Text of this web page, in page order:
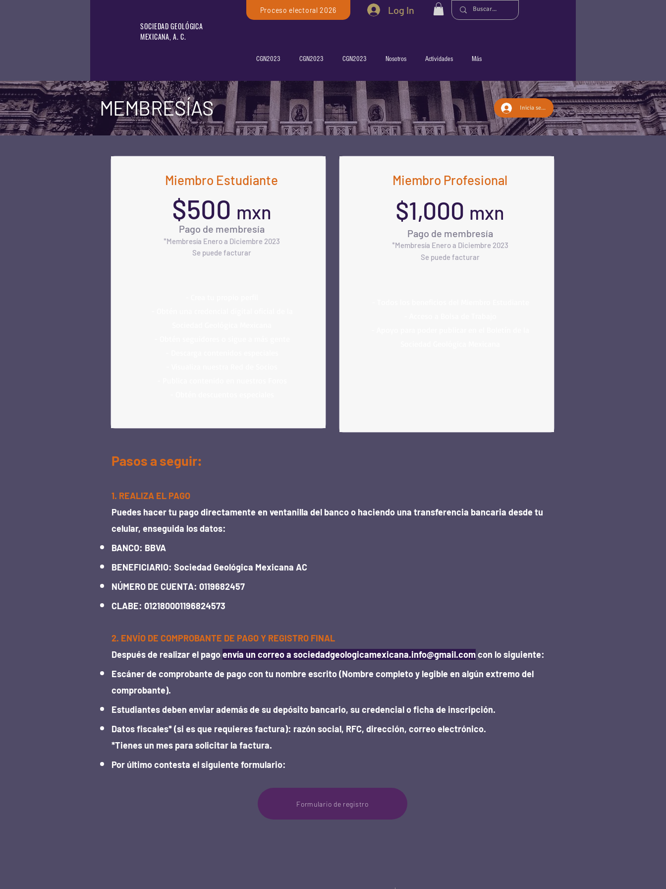
SOCIEDAD GEOLÓGICA
MEXICANA, A. C.
Proceso electoral 2026 Log In
CGN2023 CGN2023 CGN2023 Nosotros Actividades Más
MEMBRESÍAS Inicia sesión
Miembro Estudiante
$500 mxn
Pago de membresía
*Membresía Enero a Diciembre 2023
Se puede facturar
Miembro Profesional
$1,000 mxn
Pago de membresía
*Membresía Enero a Diciembre 2023​
Se puede facturar
Pasos a seguir:
1. REALIZA EL PAGO
Puedes hacer tu pago directamente en ventanilla del banco o haciendo una transferencia bancaria desde tu
celular, enseguida los datos:
BANCO: BBVA
BENEFICIARIO: Sociedad Geológica Mexicana AC
NÚMERO DE CUENTA: 0119682457
CLABE: 012180001196824573
2. ENVÍO DE COMPROBANTE DE PAGO Y REGISTRO FINAL
Después de realizar el pagoenvía un correo a sociedadgeologicamexicana.info@gmail.comcon lo siguiente:
Escáner de comprobante de pago con tu nombre escrito (Nombre completo y legible en algún extremo del
comprobante).
Estudiantes deben enviar además de su depósito bancario, su credencial o ficha de inscripción.
Datos fiscales* (si es que requieres factura): razón social, RFC, dirección, correo electrónico.
*Tienes un mes para solicitar la factura.
Por último contesta el siguiente formulario:
Formulario de registro